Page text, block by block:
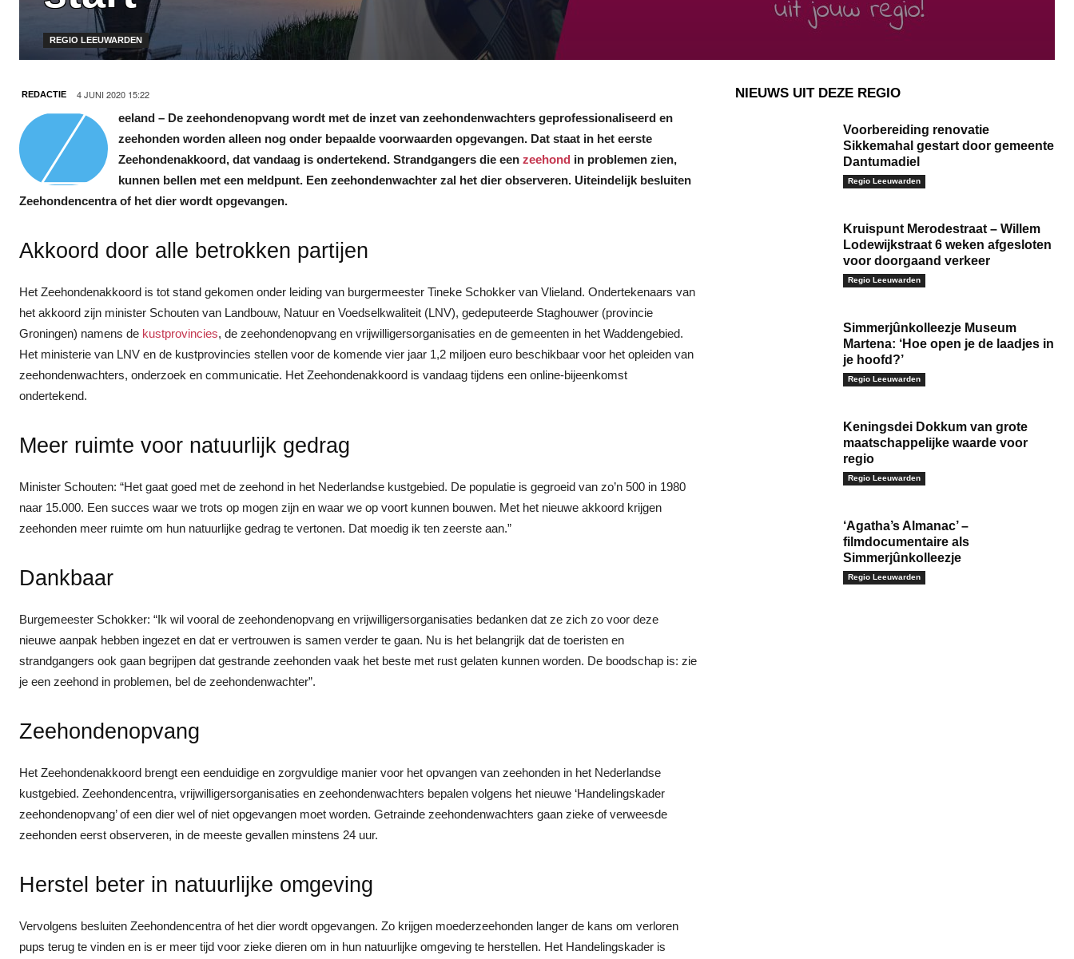
REGIO LEEUWARDEN
REDACTIE 4 JUNI 2020 15:22
Z
eeland – De zeehondenopvang wordt met de inzet van zeehondenwachters geprofessionaliseerd en
zeehonden worden alleen nog onder bepaalde voorwaarden opgevangen. Dat staat in het eerste
Zeehondenakkoord, dat vandaag is ondertekend. Strandgangers die een zeehond in problemen zien,
kunnen bellen met een meldpunt. Een zeehondenwachter zal het dier observeren. Uiteindelijk besluiten
Zeehondencentra of het dier wordt opgevangen.
Akkoord door alle betrokken partijen
Het Zeehondenakkoord is tot stand gekomen onder leiding van burgermeester Tineke Schokker van Vlieland. Ondertekenaars van
het akkoord zijn minister Schouten van Landbouw, Natuur en Voedselkwaliteit (LNV), gedeputeerde Staghouwer (provincie
Groningen) namens de kustprovincies, de zeehondenopvang en vrijwilligersorganisaties en de gemeenten in het Waddengebied.
Het ministerie van LNV en de kustprovincies stellen voor de komende vier jaar 1,2 miljoen euro beschikbaar voor het opleiden van
zeehondenwachters, onderzoek en communicatie. Het Zeehondenakkoord is vandaag tijdens een online-bijeenkomst
ondertekend.
Meer ruimte voor natuurlijk gedrag
Minister Schouten: “Het gaat goed met de zeehond in het Nederlandse kustgebied. De populatie is gegroeid van zo’n 500 in 1980
naar 15.000. Een succes waar we trots op mogen zijn en waar we op voort kunnen bouwen. Met het nieuwe akkoord krijgen
zeehonden meer ruimte om hun natuurlijke gedrag te vertonen. Dat moedig ik ten zeerste aan.”
Dankbaar
Burgemeester Schokker: “Ik wil vooral de zeehondenopvang en vrijwilligersorganisaties bedanken dat ze zich zo voor deze
nieuwe aanpak hebben ingezet en dat er vertrouwen is samen verder te gaan. Nu is het belangrijk dat de toeristen en
strandgangers ook gaan begrijpen dat gestrande zeehonden vaak het beste met rust gelaten kunnen worden. De boodschap is: zie
je een zeehond in problemen, bel de zeehondenwachter”.
Zeehondenopvang
Het Zeehondenakkoord brengt een eenduidige en zorgvuldige manier voor het opvangen van zeehonden in het Nederlandse
kustgebied. Zeehondencentra, vrijwilligersorganisaties en zeehondenwachters bepalen volgens het nieuwe ‘Handelingskader
zeehondenopvang’ of een dier wel of niet opgevangen moet worden. Getrainde zeehondenwachters gaan zieke of verweesde
zeehonden eerst observeren, in de meeste gevallen minstens 24 uur.
Herstel beter in natuurlijke omgeving
Vervolgens besluiten Zeehondencentra of het dier wordt opgevangen. Zo krijgen moederzeehonden langer de kans om verloren
pups terug te vinden en is er meer tijd voor zieke dieren om in hun natuurlijke omgeving te herstellen. Het Handelingskader is
NIEUWS UIT DEZE REGIO
Voorbereiding renovatie
Sikkemahal gestart door gemeente
Dantumadiel
Regio Leeuwarden
Kruispunt Merodestraat – Willem
Lodewijkstraat 6 weken afgesloten
voor doorgaand verkeer
Regio Leeuwarden
Simmerjûnkolleezje Museum
Martena: ‘Hoe open je de laadjes in
je hoofd?’
Regio Leeuwarden
Keningsdei Dokkum van grote
maatschappelijke waarde voor
regio
Regio Leeuwarden
‘Agatha’s Almanac’ –
filmdocumentaire als
Simmerjûnkolleezje
Regio Leeuwarden